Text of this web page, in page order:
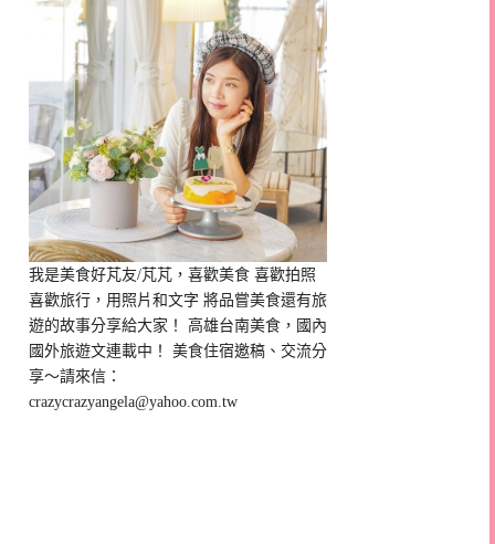
我是美食好芃友/芃芃，喜歡美食 喜歡拍照
喜歡旅行，用照片和文字 將品嘗美食還有旅
遊的故事分享給大家！ 高雄台南美食，國內
國外旅遊文連載中！ 美食住宿邀稿、交流分
享～請來信：
crazycrazyangela@yahoo.com.tw